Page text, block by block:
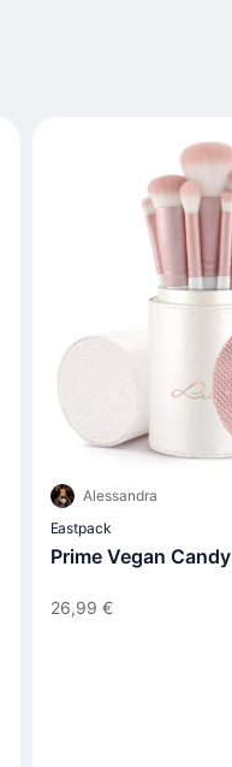
Alessandra
Eastpack
Prime Vegan
26,99 €